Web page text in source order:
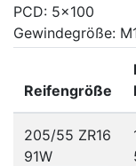
PCD: 5x100
Gewindegröße:
Reifengröße
205/55 ZR16
91W